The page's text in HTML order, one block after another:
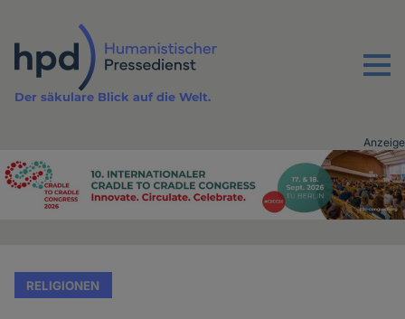
Inhalt
Menu
Der säkulare Blick auf die Welt.
Advertising
Anzeige
RELIGIONEN